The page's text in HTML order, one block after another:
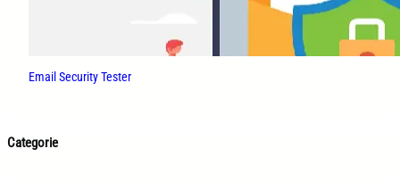
Email Security Tester
Categorie